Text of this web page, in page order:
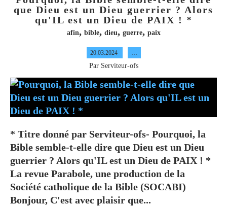
que Dieu est un Dieu guerrier ? Alors
qu'IL est un Dieu de PAIX ! *
afin, bible, dieu, guerre, paix
20.03.2024 …
Par Serviteur-ofs
* Titre donné par Serviteur-ofs- Pourquoi, la
Bible semble-t-elle dire que Dieu est un Dieu
guerrier ? Alors qu'IL est un Dieu de PAIX ! *
La revue Parabole, une production de la
Société catholique de la Bible (SOCABI)
Bonjour, C'est avec plaisir que...